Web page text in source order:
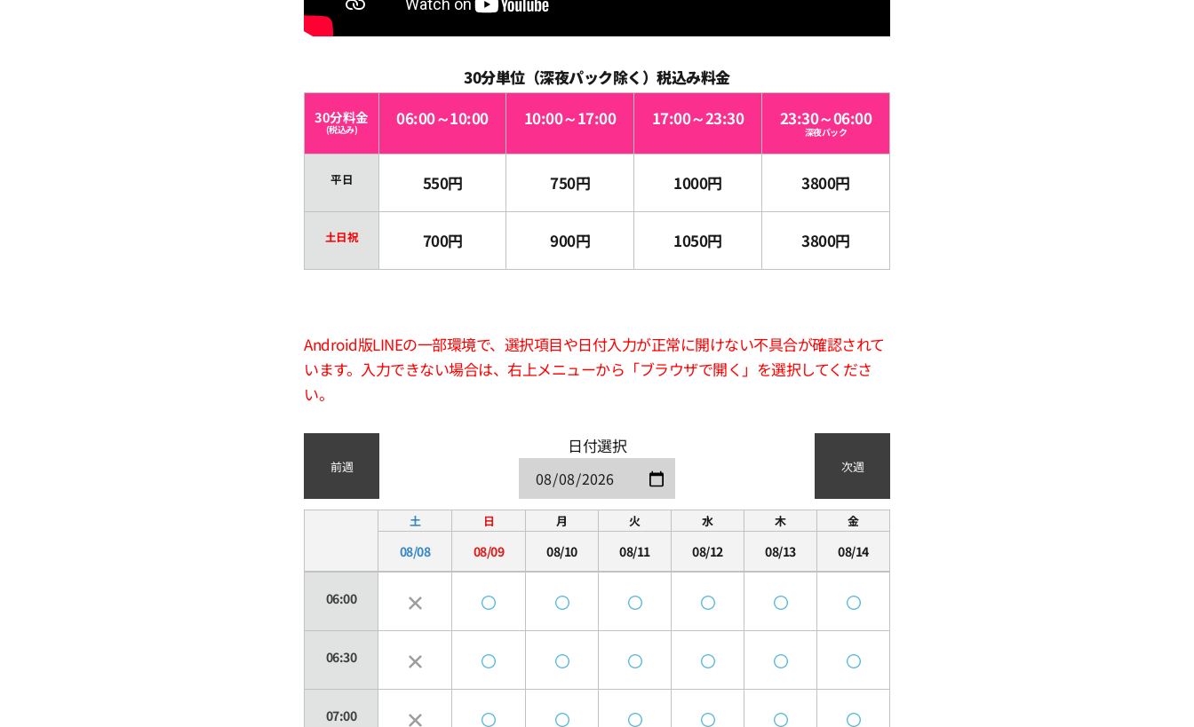
30分単位（深夜パック除く）税込み料金
30分料金
(税込み)
06:00～10:00 10:00～17:00 17:00～23:30 23:30～06:00
深夜パック
平日 550円 750円 1000円 3800円
土日祝 700円 900円 1050円 3800円
Android版LINEの一部環境で、選択項目や日付入力が正常に開けない不具合が確認されて
います。入力できない場合は、右上メニューから「ブラウザで開く」を選択してくださ
い。
前週
日付選択
次週
土
08/08
日
08/09
月
08/10
火
08/11
水
08/12
木
08/13
金
08/14
06:00
06:30
07:00